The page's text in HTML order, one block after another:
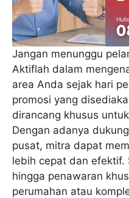
Jangan menunggu
Aktiflah dalam
area Anda sejak hari
promosi yang
dirancang khusus
Dengan adanya
pusat, mitra dapat
lebih cepat dan efektif.
hingga penawaran
perumahan atau